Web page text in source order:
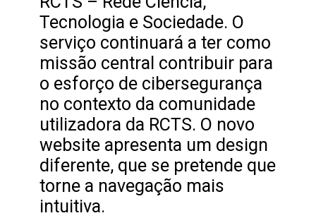
Tecnologia e Sociedade. O
serviço continuará a ter como
missão central contribuir para
o esforço de cibersegurança
no contexto da comunidade
utilizadora da RCTS. O novo
website apresenta um design
diferente, que se pretende que
torne a navegação mais
intuitiva.